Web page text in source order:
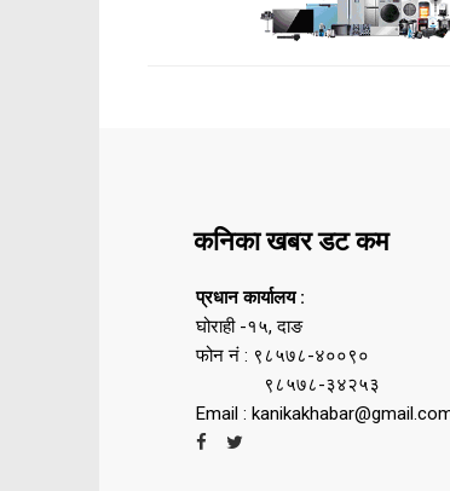
कनिका खबर डट कम
प्रधान कार्यालय :
घोराही -१५, दाङ
फोन नं : ९८५७८-४००९०
९८५७८-३४२५३
Email :